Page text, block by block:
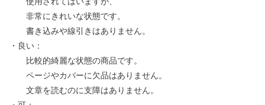
非常にきれいな状態です。
書き込みや線引きはありません。
・良い：
比較的綺麗な状態の商品です。
ページやカバーに欠品はありません。
文章を読むのに支障はありません。